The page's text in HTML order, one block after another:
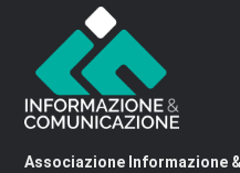
Associazione Informazione